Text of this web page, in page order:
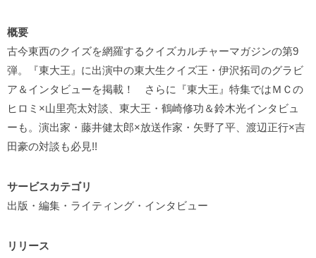
概要
古今東西のクイズを網羅するクイズカルチャーマガジンの第9
弾。『東大王』に出演中の東大生クイズ王・伊沢拓司のグラビ
ア＆インタビューを掲載！ さらに『東大王』特集ではＭＣの
ヒロミ×山里亮太対談、東大王・鶴崎修功＆鈴木光インタビュ
ーも。演出家・藤井健太郎×放送作家・矢野了平、渡辺正行×吉
田豪の対談も必見!!
サービスカテゴリ
出版・編集・ライティング・インタビュー
リリース